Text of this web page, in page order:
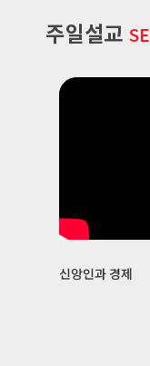
신앙인과 경제